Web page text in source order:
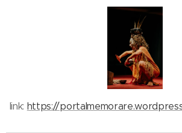
link: https://